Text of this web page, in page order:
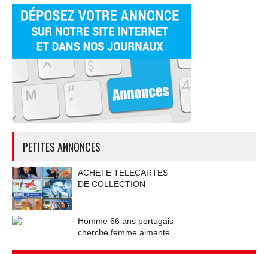
PETITES ANNONCES
ACHETE TELECARTES
DE COLLECTION
Homme 66 ans portugais
cherche femme aimante